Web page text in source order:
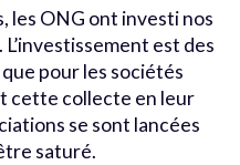
les ONG ont investi nos
est des
pour les sociétés
cette collecte en leur
se sont lancées
saturé.